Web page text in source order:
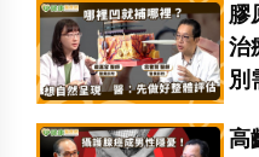
膠
治
別
高